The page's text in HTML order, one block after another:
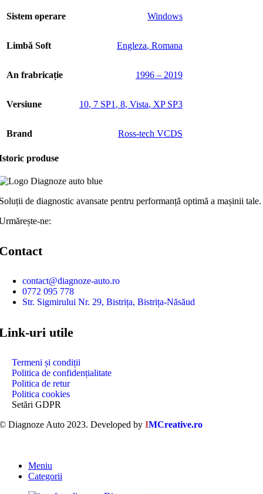
Sistem operare Windows
Limbă Soft Engleza, Romana
An frabricație 1996 – 2019
Versiune 10, 7 SP1, 8, Vista, XP SP3
Brand Ross-tech VCDS
produse
de diagnostic avansate pentru performanță optimă a mașinii tale.
ne:
contact@diagnoze-auto.ro
0772 095 778
Str. Sigmirului Nr. 29, Bistrița, Bistrița-Năsăud
uri utile
Termeni și condiții
Politica de confidențialitate
Politica de retur
Politica cookies
Setări GDPR
Diagnoze Auto 2023. Developed by IMCreative.ro
Meniu
Categorii